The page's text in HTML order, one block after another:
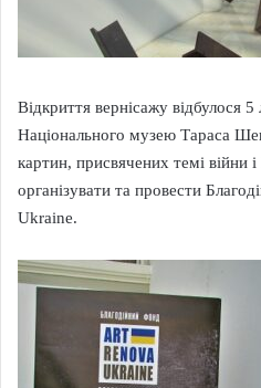
Відкриття вернісажу відбулося
Національного музею Тараса
картин, присвячених темі війни
організувати та провести
Ukraine.